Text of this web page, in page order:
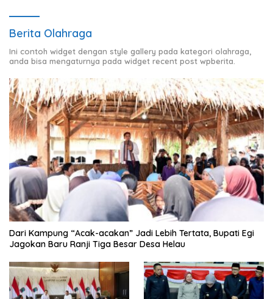
Berita Olahraga
Ini contoh widget dengan style gallery pada kategori olahraga,
anda bisa mengaturnya pada widget recent post wpberita.
Dari Kampung “Acak-acakan” Jadi Lebih Tertata, Bupati Egi
Jagokan Baru Ranji Tiga Besar Desa Helau